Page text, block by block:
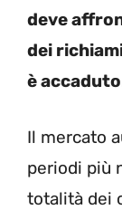
deve
dei
è
Il mercato
periodi più
totalità dei